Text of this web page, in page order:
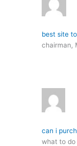
best site
chairman,
can i
what to do